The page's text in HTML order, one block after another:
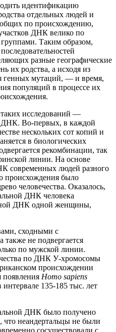
идентификацию
отдельных людей и
по происхождению,
ДНК велико по
Таким образом,
разные географические
их родства, а исходя из
генных мутаций, — и время,
популяций в процессе их
исследований —
ДНК. Во-первых, в каждой
нескольких сот копий и
в биологических
рекомбинации, так
линии. На основе
современных людей разного
происхождения было
человечества. Оказалось,
ДНК человека
ДНК одной женщины,
сходными с
не подвергается
по мужской линии.
по ДНК У-хромосомы
происхождении
появления Homo sapiens
135-185 тыс. лет
ДНК было получено
неандертальцы не были
сосуществовали с